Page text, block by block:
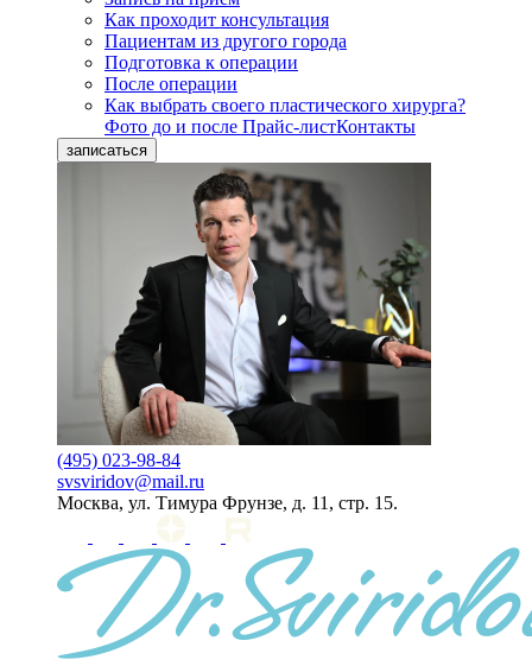
Как проходит консультация
Пациентам из другого города
Подготовка к операции
После операции
Как выбрать своего пластического хирурга?
Фото до и после Прайс-листКонтакты
записаться
(495) 023-98-84
svsviridov@mail.ru
Москва, ул. Тимура Фрунзе, д. 11, стр. 15.